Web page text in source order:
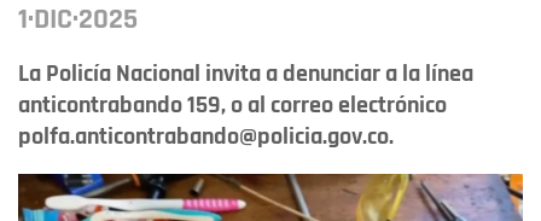
1·DIC·2025
La Policía Nacional invita a denunciar a la línea
anticontrabando 159, o al correo electrónico
polfa.anticontrabando@policia.gov.co.